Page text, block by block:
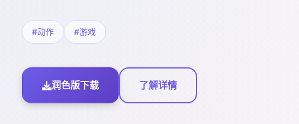
#动作 #游戏
润色版下载 了解详情